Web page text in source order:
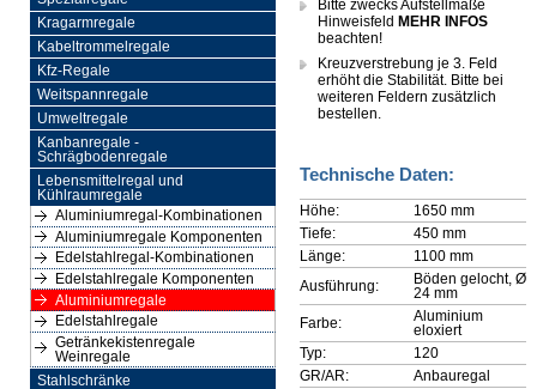
Kragarmregale
Kabeltrommelregale
Kfz-Regale
Weitspannregale
Umweltregale
Kanbanregale -
Schrägbodenregale
Lebensmittelregal und
Kühlraumregale
Aluminiumregal-Kombinationen
Aluminiumregale Komponenten
Edelstahlregal-Kombinationen
Edelstahlregale Komponenten
Aluminiumregale
Edelstahlregale
Getränkekistenregale
Weinregale
Stahlschränke
Bitte zwecks Aufstellmaße
Hinweisfeld MEHR INFOS
beachten!
Kreuzverstrebung je 3. Feld
erhöht die Stabilität. Bitte bei
weiteren Feldern zusätzlich
bestellen.
Technische Daten:
Höhe:
1650 mm
Tiefe:
450 mm
Länge:
1100 mm
Ausführung:
Böden gelocht, Ø
24 mm
Farbe:
Aluminium
eloxiert
Typ:
120
GR/AR:
Anbauregal